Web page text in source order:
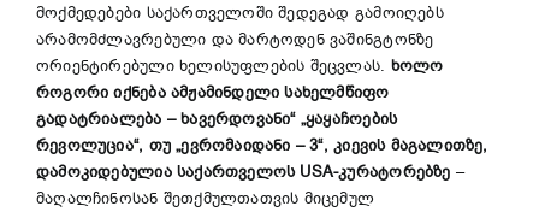
მოქმედებები საქართველოში შედეგად გამოიღებს
არამომძლავრებული და მარტოდენ ვაშინგტონზე
ორიენტირებული ხელისუფლების შეცვლას. ხოლო
როგორი იქნება ამჟამინდელი სახელმწიფო
გადატრიალება – ხავერდოვანი“ „ყაყაჩოების
რევოლუცია“, თუ „ევრომაიდანი – 3“, კიევის მაგალითზე,
დამოკიდებულია საქართველოს USA-კურატორებზე –
მაღალჩინოსან შეთქმულთათვის მიცემულ